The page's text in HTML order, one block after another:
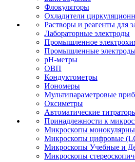
Флокуляторы
Охладители
Растворы и реагенты для
Лабораторные электроды
Промышленное
Промышленные
pH-метры
ОВП
Кондуктометры
Иономеры
Мультипараметровые
Оксиметры
Автоматические
Принадлежности к
Микроскопы
Микроскопы цифровые
Микроскопы Учебные и
Микроскопы